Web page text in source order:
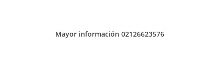
Mayor información 02126623576